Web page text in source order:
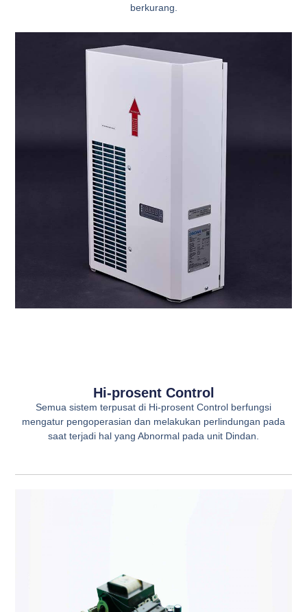
berkurang.
Hi-prosent Control
Semua sistem terpusat di Hi-prosent Control berfungsi
mengatur pengoperasian dan melakukan perlindungan pada
saat terjadi hal yang Abnormal pada unit Dindan.